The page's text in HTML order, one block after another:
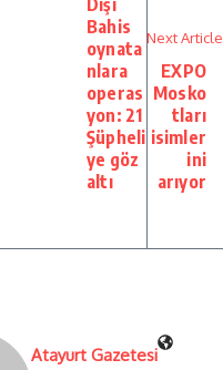
Dışı
Bahis
oynata
nlara
operas
yon: 21
Şüpheli
ye göz
altı
Next Article
EXPO
Mosko
tları
isimler
ini
arıyor
Atayurt Gazetesi